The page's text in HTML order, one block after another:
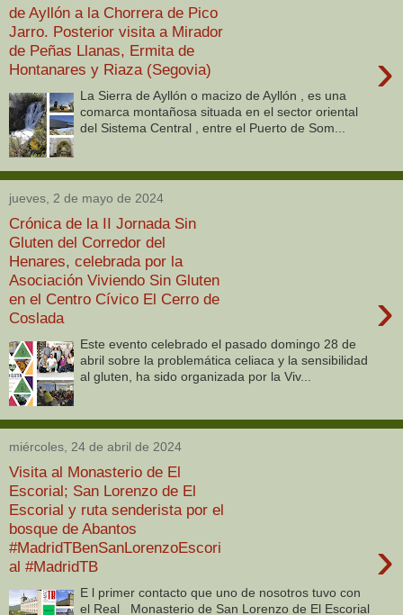
de Ayllón a la Chorrera de Pico
Jarro. Posterior visita a Mirador
de Peñas Llanas, Ermita de
Hontanares y Riaza (Segovia)
›
La Sierra de Ayllón o macizo de Ayllón , es una
comarca montañosa situada en el sector oriental
del Sistema Central , entre el Puerto de Som...
jueves, 2 de mayo de 2024
Crónica de la II Jornada Sin
Gluten del Corredor del
Henares, celebrada por la
Asociación Viviendo Sin Gluten
en el Centro Cívico El Cerro de
Coslada
›
Este evento celebrado el pasado domingo 28 de
abril sobre la problemática celiaca y la sensibilidad
al gluten, ha sido organizada por la Viv...
miércoles, 24 de abril de 2024
Visita al Monasterio de El
Escorial; San Lorenzo de El
Escorial y ruta senderista por el
bosque de Abantos
#MadridTBenSanLorenzoEscori
al #MadridTB
›
E l primer contacto que uno de nosotros tuvo con
el Real Monasterio de San Lorenzo de El Escorial